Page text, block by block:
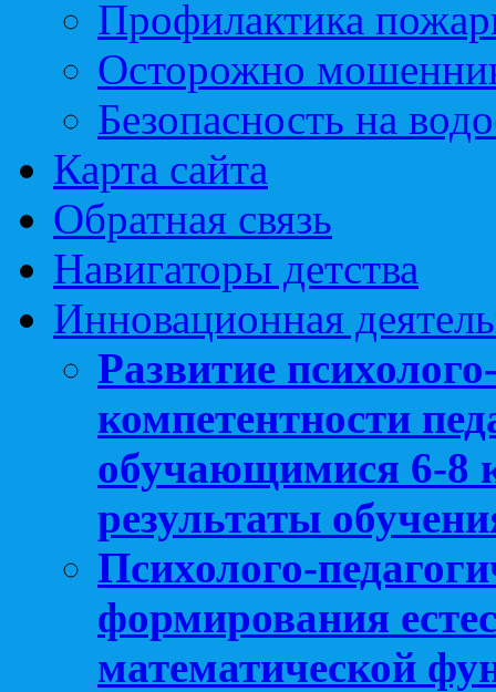
Профилактика
Осторожно
Безопасность на
Карта сайта
Обратная связь
Навигаторы детства
Инновационная
Развитие
компетентности
обучающимися 6-8
результаты
Психолого-
формирования
математической